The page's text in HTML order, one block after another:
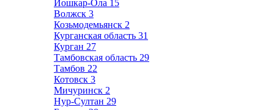
Йошкар-Ола 15
Волжск 3
Козьмодемьянск 2
Курганская область 31
Курган 27
Тамбовская область 29
Тамбов 22
Котовск 3
Мичуринск 2
Нур-Султан 29